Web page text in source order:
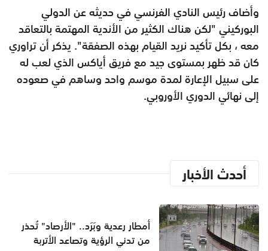
وأضاف رئيس النادي الفرنسي في حديثه عن الدولي
البوركيني "لكن هناك الكثير من الأندية المهتمة بالتعاقد
معه ، بكل تأكيد نريد القيام بهذه الصفقة". يذكر أن تراوري
كان قد ظهر بمستوى جيد مع فريق أياكس الذي لعب له
على سبيل الإعارة لمدة موسم واحد وساهم في صعوده
إلى نهائي الدوري الأوروبي.
أحدث الأخبار
أمطار رعدية وبَرَد.. "الأرصاد" تُحذر
من تدني الرؤية وتصاعد الأتربة